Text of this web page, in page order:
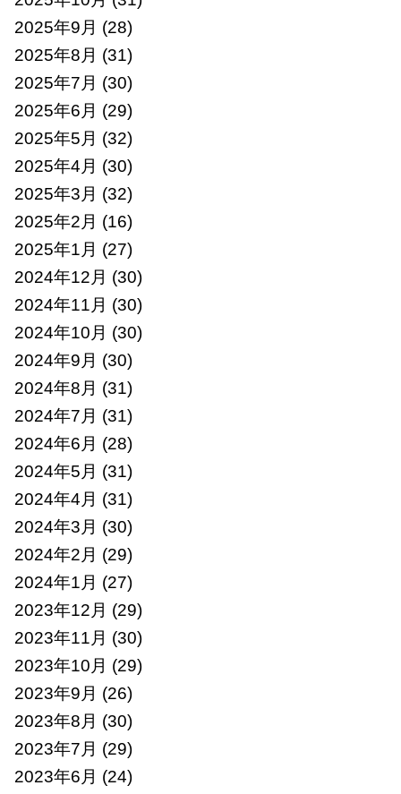
2025年9月 (28)
2025年8月 (31)
2025年7月 (30)
2025年6月 (29)
2025年5月 (32)
2025年4月 (30)
2025年3月 (32)
2025年2月 (16)
2025年1月 (27)
2024年12月 (30)
2024年11月 (30)
2024年10月 (30)
2024年9月 (30)
2024年8月 (31)
2024年7月 (31)
2024年6月 (28)
2024年5月 (31)
2024年4月 (31)
2024年3月 (30)
2024年2月 (29)
2024年1月 (27)
2023年12月 (29)
2023年11月 (30)
2023年10月 (29)
2023年9月 (26)
2023年8月 (30)
2023年7月 (29)
2023年6月 (24)